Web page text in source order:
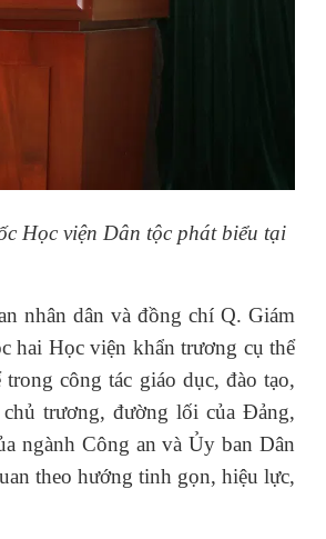
Học viện Dân tộc phát biểu tại
nhân dân và đồng chí Q. Giám
hai Học viện khẩn trương cụ thể
công tác giáo dục, đào tạo,
trương, đường lối của Đảng,
ngành Công an và Ủy ban Dân
theo hướng tinh gọn, hiệu lực,